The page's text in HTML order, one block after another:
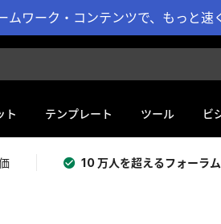
ムワーク・コンテンツで、もっと速
ト テンプレート ツール ビ
10 万人を超えるフォーラ